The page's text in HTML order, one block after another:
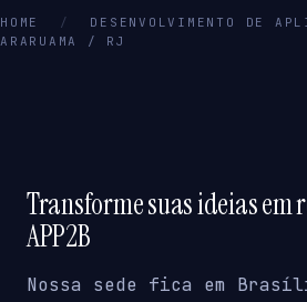
HOME /
DESENVOLVIMENTO DE
ARARUAMA / RJ
Transforme suas ideias em
APP2B
Nossa sede fica em